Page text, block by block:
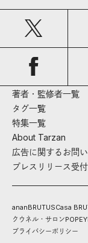
著者・監修者一覧
タグ一覧
特集一覧
About Tarzan
広告に関するお問
プレスリリース受付
ananBRUTUSCasa
クウネル・サロン
プライバシーポリシー